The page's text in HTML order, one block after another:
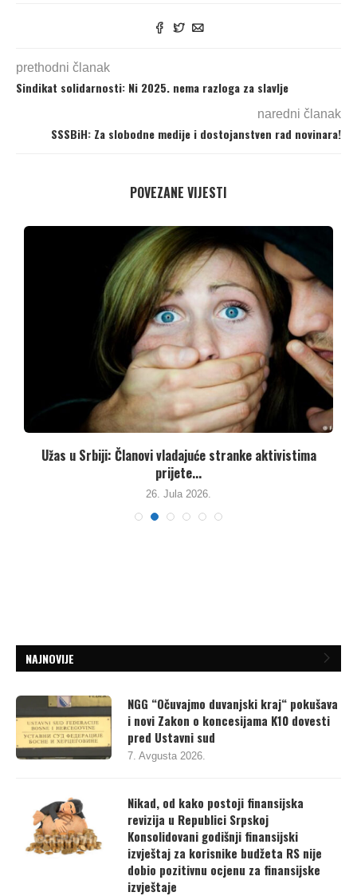
prethodni članak
Sindikat solidarnosti: Ni 2025. nema razloga za slavlje
naredni članak
SSSBiH: Za slobodne medije i dostojanstven rad novinara!
POVEZANE VIJESTI
Užas u Srbiji: Članovi vladajuće stranke aktivistima
prijete...
26. Jula 2026.
NAJNOVIJE
NGG “Očuvajmo duvanjski kraj“ pokušava
i novi Zakon o koncesijama K10 dovesti
pred Ustavni sud
7. Avgusta 2026.
Nikad, od kako postoji finansijska
revizija u Republici Srpskoj
Konsolidovani godišnji finansijski
izvještaj za korisnike budžeta RS nije
dobio pozitivnu ocjenu za finansijske
izvještaje